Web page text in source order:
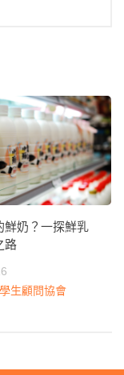
鮮奶？一探鮮乳
路
生顧問協會